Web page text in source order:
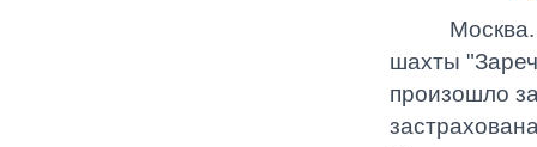
Москва. 3
шахты
произошло